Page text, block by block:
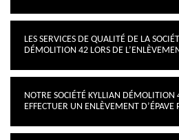
LES SERVICES DE QUALITÉ DE LA
DÉMOLITION 42 LORS DE
NOTRE SOCIÉTÉ KYLLIAN DÉMOLITION
EFFECTUER UN ENLÈVEMENT D’ÉPAVE